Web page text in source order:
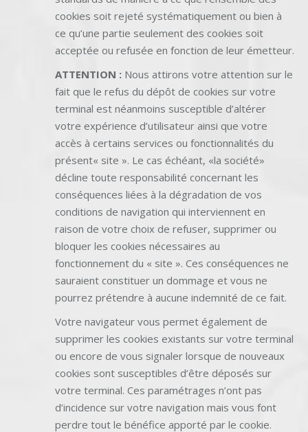
cookies soit rejeté systématiquement ou bien à
ce qu’une partie seulement des cookies soit
acceptée ou refusée en fonction de leur émetteur.
ATTENTION : Nous attirons votre attention sur le
fait que le refus du dépôt de cookies sur votre
terminal est néanmoins susceptible d’altérer
votre expérience d’utilisateur ainsi que votre
accès à certains services ou fonctionnalités du
présent« site ». Le cas échéant, «la société»
décline toute responsabilité concernant les
conséquences liées à la dégradation de vos
conditions de navigation qui interviennent en
raison de votre choix de refuser, supprimer ou
bloquer les cookies nécessaires au
fonctionnement du « site ». Ces conséquences ne
sauraient constituer un dommage et vous ne
pourrez prétendre à aucune indemnité de ce fait.
Votre navigateur vous permet également de
supprimer les cookies existants sur votre terminal
ou encore de vous signaler lorsque de nouveaux
cookies sont susceptibles d’être déposés sur
votre terminal. Ces paramétrages n’ont pas
d’incidence sur votre navigation mais vous font
perdre tout le bénéfice apporté par le cookie.